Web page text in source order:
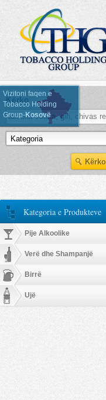
Vizitoni faqen e
Tobacco Holding
Group-Kosovë
Kërko
Kategoria e Produkteve
Kategoria e Produkteve
Pije Alkoolike
Verë dhe Shampanjë
Birrë
Ujë